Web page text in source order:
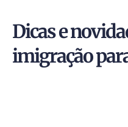
Dicas e
imigração